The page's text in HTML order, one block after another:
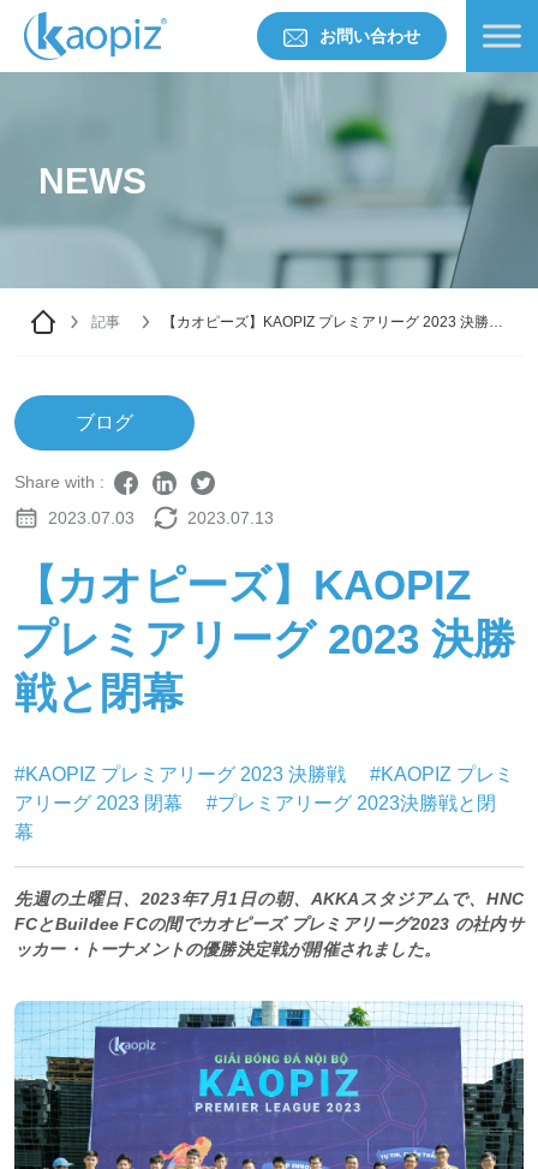
お問い合わせ
NEWS
記事
【カオピーズ】KAOPIZ プレミアリーグ 2023 決勝戦
ブログ
Share with :
2023.07.03
2023.07.13
【カオピーズ】KAOPIZ
プレミアリーグ 2023 決勝
戦と閉幕
#KAOPIZ プレミアリーグ 2023 決勝戦
#KAOPIZ プレミ
アリーグ 2023 閉幕
#プレミアリーグ 2023決勝戦と閉
幕
先週の土曜日、2023年7月1日の朝、AKKAスタジアムで、HNC
FCとBuildee FCの間でカオピーズ プレミアリーグ2023 の社内サ
ッカー・トーナメントの優勝決定戦が開催されました。